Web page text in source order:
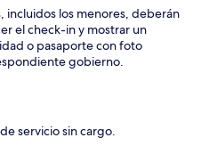
incluidos los menores, deberán
el check-in y mostrar un
o pasaporte con foto
gobierno.
servicio sin cargo.